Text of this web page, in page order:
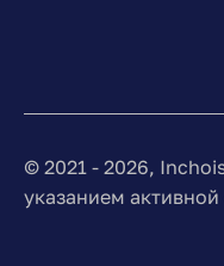
© 2021 - 2026,
указанием